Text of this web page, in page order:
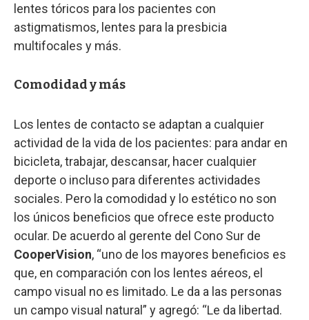
lentes tóricos para los pacientes con
astigmatismos, lentes para la presbicia
multifocales y más.
Comodidad y más
Los lentes de contacto se adaptan a cualquier
actividad de la vida de los pacientes: para andar en
bicicleta, trabajar, descansar, hacer cualquier
deporte o incluso para diferentes actividades
sociales. Pero la comodidad y lo estético no son
los únicos beneficios que ofrece este producto
ocular. De acuerdo al gerente del Cono Sur de
CooperVision, “uno de los mayores beneficios es
que, en comparación con los lentes aéreos, el
campo visual no es limitado. Le da a las personas
un campo visual natural” y agregó: “Le da libertad.